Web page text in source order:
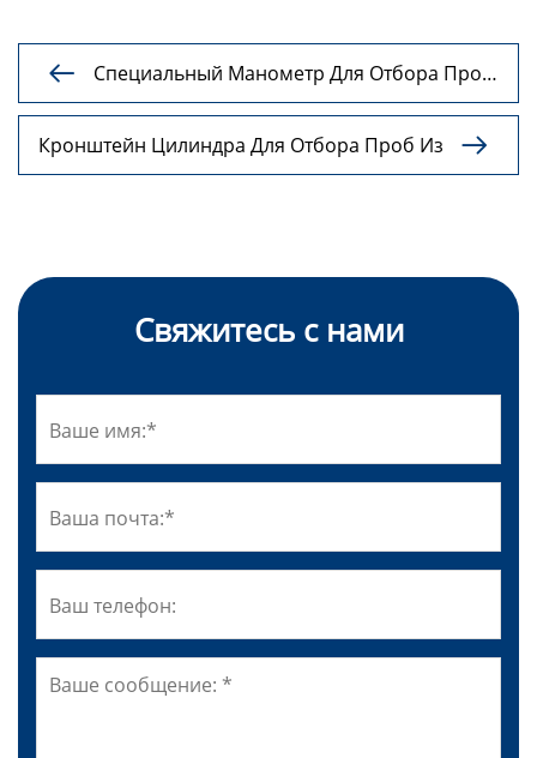

Специальный Манометр Для Отбора Проб
Из Стальных Цилиндров, Включая Тройник
Кронштейн Цилиндра Для Отбора Проб Из
Нержавеющей Стали 304

Свяжитесь с нами